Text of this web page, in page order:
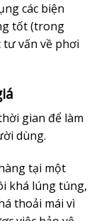
các biện
tốt (trong
tư vấn về phơi
gian để làm
dùng.
tại một
khá lúng túng,
thoải mái vì